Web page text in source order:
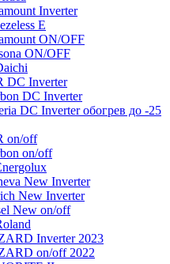
Inverter
E
ON/OFF
ON/OFF
DC Inverter
DC Inverter
DC Inverter обогрев до -25
on/off
on/off
New Inverter
New Inverter
New on/off
Inverter 2023
on/off 2022